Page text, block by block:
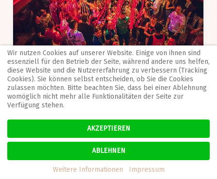
Wir nutzen Cookies auf unserer Website. Einige von ihnen sind
essenziell für den Betrieb der Seite, während andere uns helfen,
diese Website und die Nutzererfahrung zu verbessern (Tracking
Cookies). Sie können selbst entscheiden, ob Sie die Cookies
zulassen möchten. Bitte beachten Sie, dass bei einer Ablehnung
womöglich nicht mehr alle Funktionalitäten der Seite zur
Verfügung stehen.
AKZEPTIEREN
ABLEHNEN
Weitere Informationen Impressum